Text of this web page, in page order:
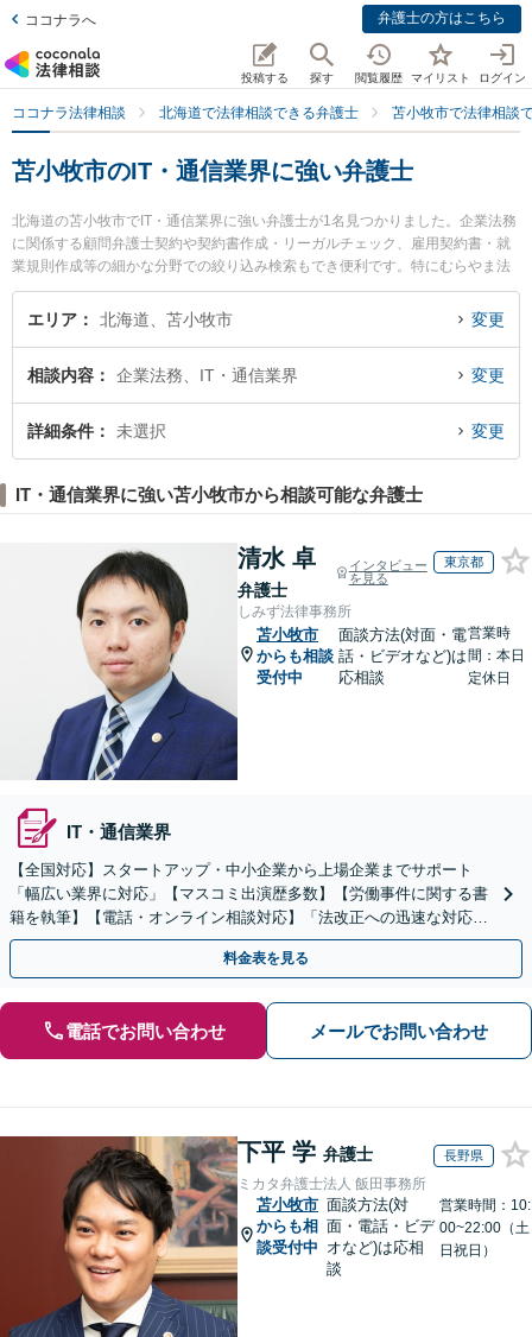
ココナラへ 弁護士の方はこちら
投稿する 探す 閲覧履歴 マイリスト ログイン
ココナラ法律相談 北海道で法律相談できる弁護士 苫小牧市で法律相談
苫小牧市のIT・通信業界に強い弁護士
北海道の苫小牧市でIT・通信業界に強い弁護士が1名見つかりました。企業法務
に関係する顧問弁護士契約や契約書作成・リーガルチェック、雇用契約書・就
業規則作成等の細かな分野での絞り込み検索もでき便利です。特にむらやま法
律事務所の小田 康夫弁護士のプロフィール情報や弁護士費用、強みなどが注目
されています。『苫小牧市で土日や夜間に発生したIT・通信業界のトラブルを
小牧市内の弁護士に相談予約したい』などでお困りの相談者さんにおすすめで
す。
エリア 北海道、苫小牧市 変更
相談内容 企業法務、IT・通信業界 変更
詳細条件 未選択 変更
IT・通信業界に強い苫小牧市から相談可能な弁護士
清水 卓
弁護士
インタビュー
を見る
東京都
しみず法律事務所
苫小牧市
からも相談
受付中
面談方法(対面・電
話・ビデオなど)は
応相談
営業時
間：本日
定休日
IT・通信業界
【全国対応】スタートアップ・中小企業から上場企業までサポート
「幅広い業界に対応」【マスコミ出演歴多数】【労働事件に関する書
籍を執筆】【電話・オンライン相談対応】「法改正への迅速な対応」
「労務環境の整備でトラブルを未然に防ぐ」
料金表を見る
電話でお問い合わせ メールでお問い合わせ
下平 学 弁護士 長野県
ミカタ弁護士法人 飯田事務所
苫小牧市
からも相
談受付中
面談方法(対
面・電話・ビデ
オなど)は応相
談
営業時間：10:
00~22:00（土
日祝日）